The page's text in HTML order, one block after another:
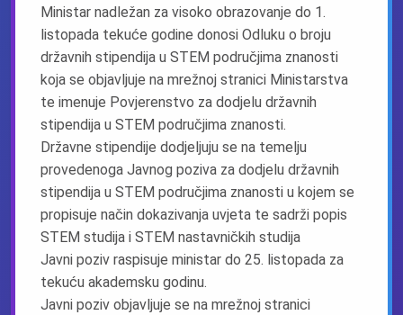
Ministar nadležan za visoko obrazovanje do 1.
listopada tekuće godine donosi Odluku o broju
državnih stipendija u STEM područjima znanosti
koja se objavljuje na mrežnoj stranici Ministarstva
te imenuje Povjerenstvo za dodjelu državnih
stipendija u STEM područjima znanosti.
Državne stipendije dodjeljuju se na temelju
provedenoga Javnog poziva za dodjelu državnih
stipendija u STEM područjima znanosti u kojem se
propisuje način dokazivanja uvjeta te sadrži popis
STEM studija i STEM nastavničkih studija
Javni poziv raspisuje ministar do 25. listopada za
tekuću akademsku godinu.
Javni poziv objavljuje se na mrežnoj stranici